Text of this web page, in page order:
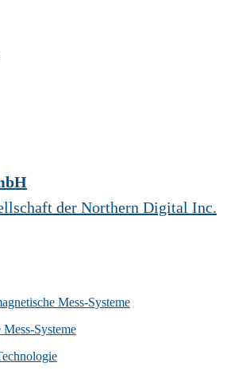
der Northern Digital Inc.
Mess-Systeme
Systeme